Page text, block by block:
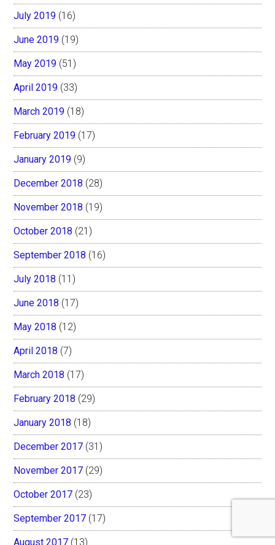
July 2019 (16)
June 2019 (19)
May 2019 (51)
April 2019 (33)
March 2019 (18)
February 2019 (17)
January 2019 (9)
December 2018 (28)
November 2018 (19)
October 2018 (21)
September 2018 (16)
July 2018 (11)
June 2018 (17)
May 2018 (12)
April 2018 (7)
March 2018 (17)
February 2018 (29)
January 2018 (18)
December 2017 (31)
November 2017 (29)
October 2017 (23)
September 2017 (17)
August 2017 (13)